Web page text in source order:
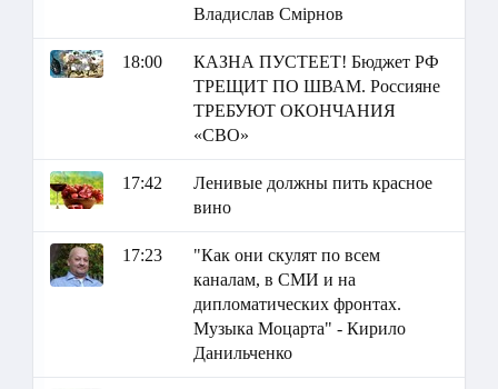
Владислав Смірнов
18:00
КАЗНА ПУСТЕЕТ! Бюджет РФ
ТРЕЩИТ ПО ШВАМ. Россияне
ТРЕБУЮТ ОКОНЧАНИЯ
«СВО»
17:42
Ленивые должны пить красное
вино
17:23
"Как они скулят по всем
каналам, в СМИ и на
дипломатических фронтах.
Музыка Моцарта" - Кирило
Данильченко